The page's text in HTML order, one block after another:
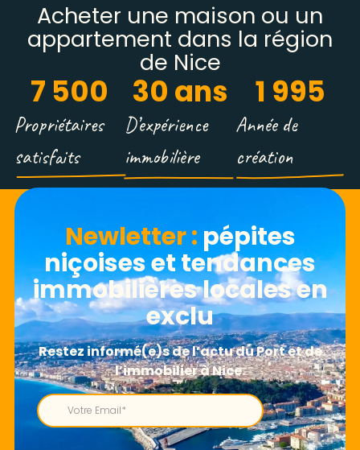
Acheter une maison ou un
appartement dans la région
de Nice
Propriétaires
satisfaits
7 500
D’expérience
immobilière
30 ans
Année de
création
1 995
Newletter​ : pépites
niçoises et tendances
immobilières locales en
exclu